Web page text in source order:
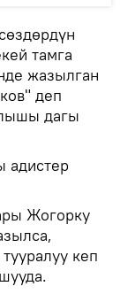
тамга
жазылган
деп
дагы
адистер
Жогорку
кеп